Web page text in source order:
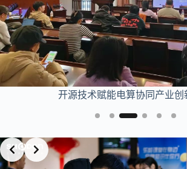
开源工业软件论坛
Slide 4 of 5